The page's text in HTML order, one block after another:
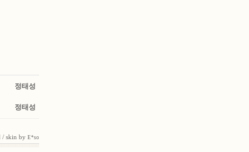
정태성
정태성
/ skin by E*so